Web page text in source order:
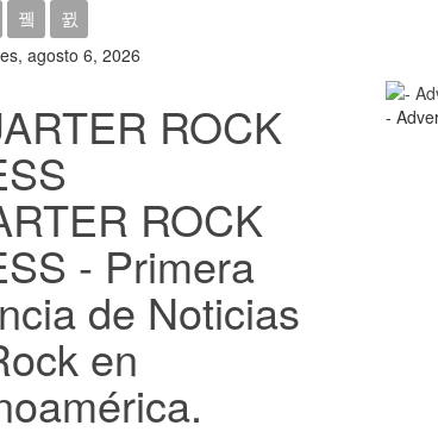
agosto 6, 2026
ROCK
- Primera
de Noticias
en
-